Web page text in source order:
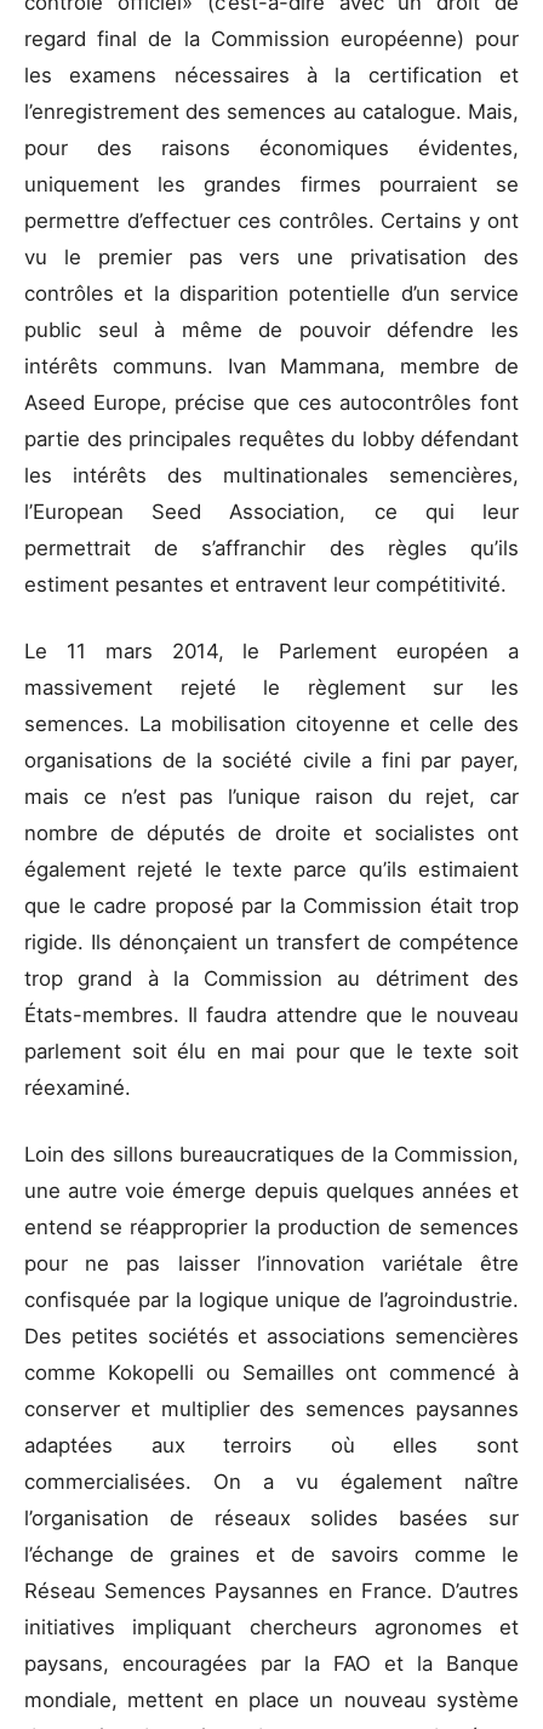
regard final de la Commission européenne) pour
les examens nécessaires à la certification et
l’enregistrement des semences au catalogue. Mais,
pour des raisons économiques évidentes,
uniquement les grandes firmes pourraient se
permettre d’effectuer ces contrôles. Certains y ont
vu le premier pas vers une privatisation des
contrôles et la disparition potentielle d’un service
public seul à même de pouvoir défendre les
intérêts communs. Ivan Mammana, membre de
Aseed Europe, précise que ces autocontrôles font
partie des principales requêtes du lobby défendant
les intérêts des multinationales semencières,
l’European Seed Association, ce qui leur
permettrait de s’affranchir des règles qu’ils
estiment pesantes et entravent leur compétitivité.
Le 11 mars 2014, le Parlement européen a
massivement rejeté le règlement sur les
semences. La mobilisation citoyenne et celle des
organisations de la société civile a fini par payer,
mais ce n’est pas l’unique raison du rejet, car
nombre de députés de droite et socialistes ont
également rejeté le texte parce qu’ils estimaient
que le cadre proposé par la Commission était trop
rigide. Ils dénonçaient un transfert de compétence
trop grand à la Commission au détriment des
États-membres. Il faudra attendre que le nouveau
parlement soit élu en mai pour que le texte soit
réexaminé.
Loin des sillons bureaucratiques de la Commission,
une autre voie émerge depuis quelques années et
entend se réapproprier la production de semences
pour ne pas laisser l’innovation variétale être
confisquée par la logique unique de l’agroindustrie.
Des petites sociétés et associations semencières
comme Kokopelli ou Semailles ont commencé à
conserver et multiplier des semences paysannes
adaptées aux terroirs où elles sont
commercialisées. On a vu également naître
l’organisation de réseaux solides basées sur
l’échange de graines et de savoirs comme le
Réseau Semences Paysannes en France. D’autres
initiatives impliquant chercheurs agronomes et
paysans, encouragées par la FAO et la Banque
mondiale, mettent en place un nouveau système